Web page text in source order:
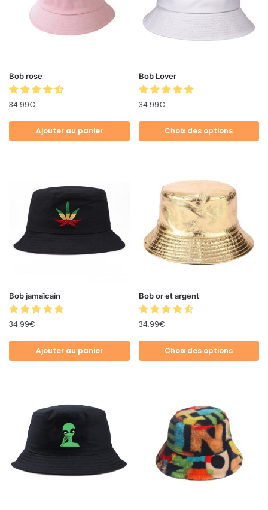
Bob rose
34.99€
Ajouter au panier
Bob Lover
34.99€
Choix des options
Bob jamaïcain
34.99€
Ajouter au panier
Bob or et argent
34.99€
Choix des options